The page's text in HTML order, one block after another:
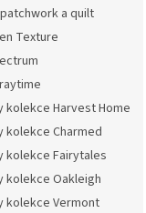
a quilt
Texture
kolekce Harvest Home
kolekce Charmed
kolekce Fairytales
kolekce Oakleigh
kolekce Vermont